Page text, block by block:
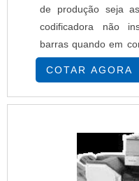
de produção seja
codificadora não
barras quando em
é possível
datas de fabricação
outros. Variadas
pequenos, algumas
COTAR AGORA